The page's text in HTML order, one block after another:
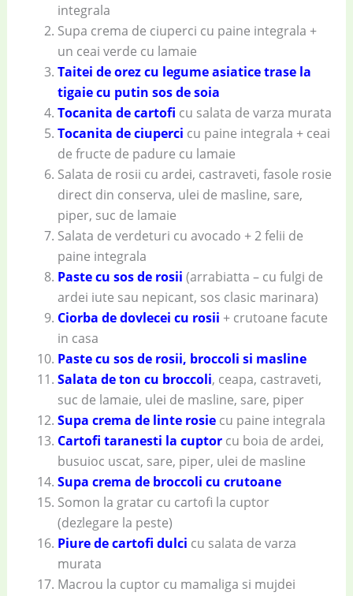
integrala
Supa crema de ciuperci cu paine integrala +
un ceai verde cu lamaie
Taitei de orez cu legume asiatice trase la
tigaie cu putin sos de soia
Tocanita de cartofi cu salata de varza murata
Tocanita de ciuperci cu paine integrala + ceai
de fructe de padure cu lamaie
Salata de rosii cu ardei, castraveti, fasole rosie
direct din conserva, ulei de masline, sare,
piper, suc de lamaie
Salata de verdeturi cu avocado + 2 felii de
paine integrala
Paste cu sos de rosii (arrabiatta – cu fulgi de
ardei iute sau nepicant, sos clasic marinara)
Ciorba de dovlecei cu rosii + crutoane facute
in casa
Paste cu sos de rosii, broccoli si masline
Salata de ton cu broccoli, ceapa, castraveti,
suc de lamaie, ulei de masline, sare, piper
Supa crema de linte rosiecu paine integrala
Cartofi taranesti la cuptorcu boia de ardei,
busuioc uscat, sare, piper, ulei de masline
Supa crema de broccoli cu crutoane
Somon la gratar cu cartofi la cuptor
(dezlegare la peste)
Piure de cartofi dulci cu salata de varza
murata
Macrou la cuptor cu mamaliga si mujdei